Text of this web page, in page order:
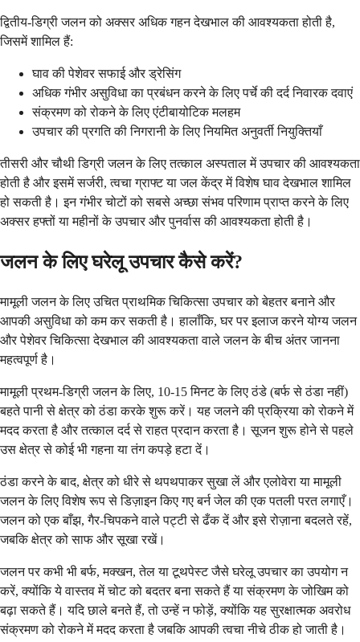
द्वितीय-डिग्री जलन को अक्सर अधिक गहन देखभाल की आवश्यकता होती है,
जिसमें शामिल हैं:
घाव की पेशेवर सफाई और ड्रेसिंग
अधिक गंभीर असुविधा का प्रबंधन करने के लिए पर्चे की दर्द निवारक दवाएं
संक्रमण को रोकने के लिए एंटीबायोटिक मलहम
उपचार की प्रगति की निगरानी के लिए नियमित अनुवर्ती नियुक्तियाँ
तीसरी और चौथी डिग्री जलन के लिए तत्काल अस्पताल में उपचार की आवश्यकता
होती है और इसमें सर्जरी, त्वचा ग्राफ्ट या जल केंद्र में विशेष घाव देखभाल शामिल
हो सकती है। इन गंभीर चोटों को सबसे अच्छा संभव परिणाम प्राप्त करने के लिए
अक्सर हफ्तों या महीनों के उपचार और पुनर्वास की आवश्यकता होती है।
जलन के लिए घरेलू उपचार कैसे करें?
मामूली जलन के लिए उचित प्राथमिक चिकित्सा उपचार को बेहतर बनाने और
आपकी असुविधा को कम कर सकती है। हालाँकि, घर पर इलाज करने योग्य जलन
और पेशेवर चिकित्सा देखभाल की आवश्यकता वाले जलन के बीच अंतर जानना
महत्वपूर्ण है।
मामूली प्रथम-डिग्री जलन के लिए, 10-15 मिनट के लिए ठंडे (बर्फ से ठंडा नहीं)
बहते पानी से क्षेत्र को ठंडा करके शुरू करें। यह जलने की प्रक्रिया को रोकने में
मदद करता है और तत्काल दर्द से राहत प्रदान करता है। सूजन शुरू होने से पहले
उस क्षेत्र से कोई भी गहना या तंग कपड़े हटा दें।
ठंडा करने के बाद, क्षेत्र को धीरे से थपथपाकर सुखा लें और एलोवेरा या मामूली
जलन के लिए विशेष रूप से डिज़ाइन किए गए बर्न जेल की एक पतली परत लगाएँ।
जलन को एक बाँझ, गैर-चिपकने वाले पट्टी से ढँक दें और इसे रोज़ाना बदलते रहें,
जबकि क्षेत्र को साफ और सूखा रखें।
जलन पर कभी भी बर्फ, मक्खन, तेल या टूथपेस्ट जैसे घरेलू उपचार का उपयोग न
करें, क्योंकि ये वास्तव में चोट को बदतर बना सकते हैं या संक्रमण के जोखिम को
बढ़ा सकते हैं। यदि छाले बनते हैं, तो उन्हें न फोड़ें, क्योंकि यह सुरक्षात्मक अवरोध
संक्रमण को रोकने में मदद करता है जबकि आपकी त्वचा नीचे ठीक हो जाती है।